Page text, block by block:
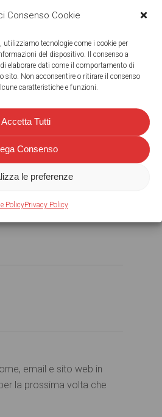
Consenso Cookie
utilizziamo tecnologie come i cookie per
del dispositivo. Il consenso a
elaborare dati come il comportamento di
sito. Non acconsentire o ritirare il consenso
caratteristiche e funzioni.
Accetta Tutti
Consenso
le preferenze
PolicyPrivacy Policy
email e sito web in
la prossima volta che